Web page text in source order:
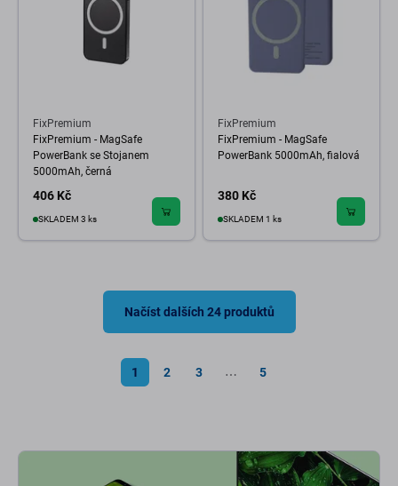
FixPremium
FixPremium - MagSafe
PowerBank se Stojanem
5000mAh, černá
406 Kč
SKLADEM 3 ks
FixPremium
FixPremium - MagSafe
PowerBank 5000mAh, fialová
380 Kč
SKLADEM 1 ks
Načíst dalších 24 produktů
1 2 3 ⋯ 5